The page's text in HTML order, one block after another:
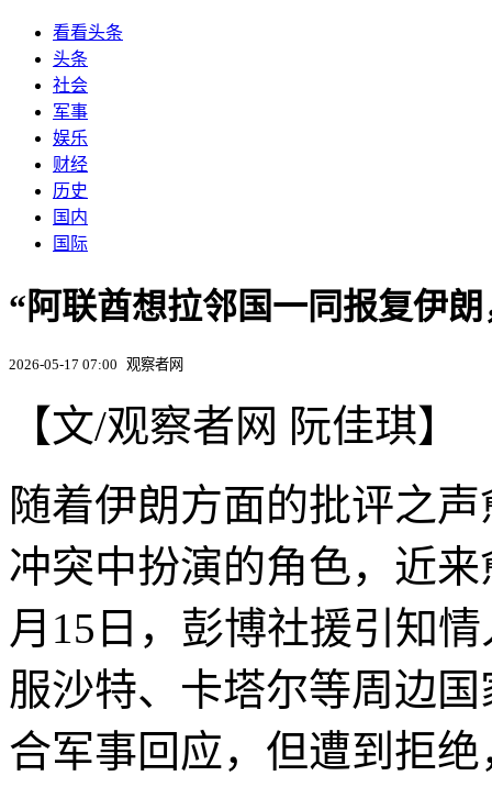
看看头条
头条
社会
军事
娱乐
财经
历史
国内
国际
“阿联酋想拉邻国一同报复伊
2026-05-17 07:00 观察者网
【文/观察者网 阮佳琪】
随着伊朗方面的批评之
冲突中扮演的角色，近
月15日，彭博社援引知
服沙特、卡塔尔等周边
合军事回应，但遭到拒